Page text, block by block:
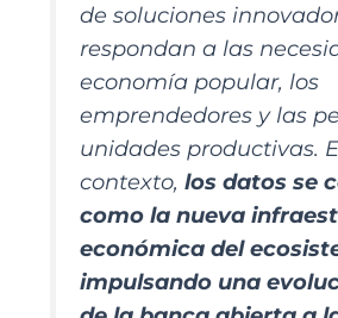
de soluciones
respondan a las
economía popular, los
emprendedores y las
unidades productivas.
contexto, los datos se
como la nueva
económica del
impulsando una